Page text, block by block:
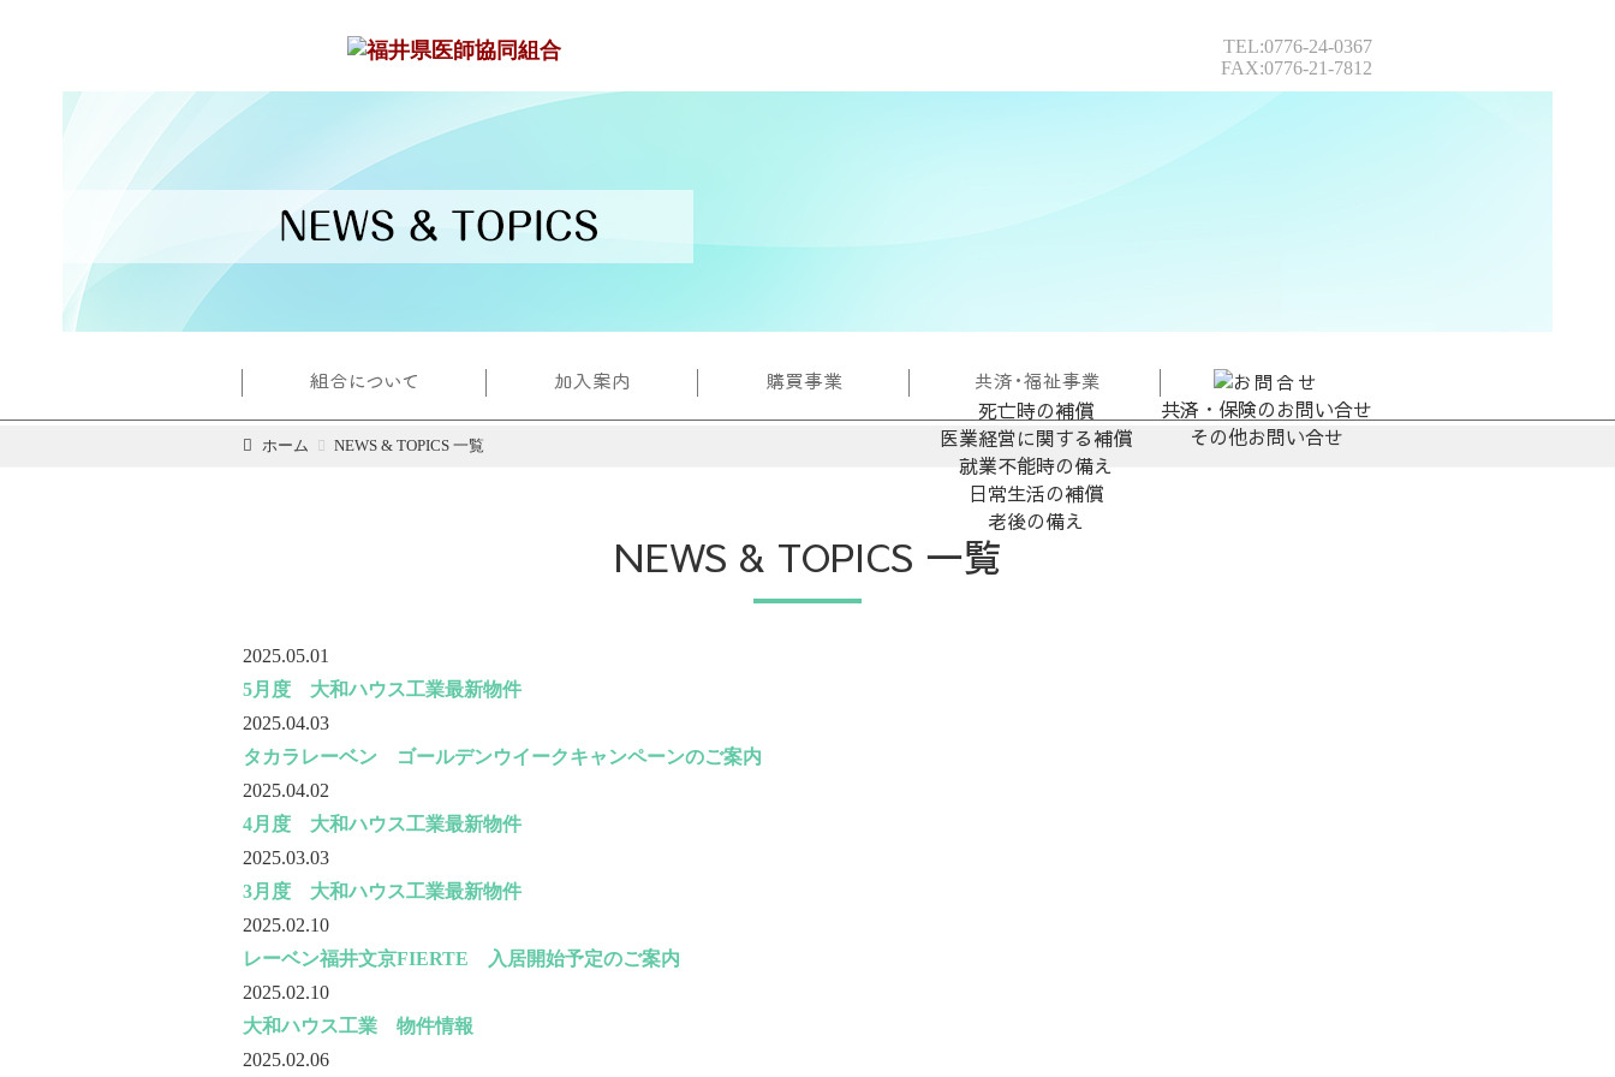
TEL:0776-24-0367
FAX:0776-21-7812
死亡時の補償
医業経営に関する補償
就業不能時の備え
日常生活の補償
老後の備え
共済・保険のお問い合せ
その他お問い合せ
ホーム NEWS & TOPICS 一覧
NEWS & TOPICS 一覧
2025.05.01
5月度 大和ハウス工業最新物件
2025.04.03
タカラレーベン ゴールデンウイークキャンペーンのご案内
2025.04.02
4月度 大和ハウス工業最新物件
2025.03.03
3月度 大和ハウス工業最新物件
2025.02.10
レーベン福井文京FIERTE 入居開始予定のご案内
2025.02.10
大和ハウス工業 物件情報
2025.02.06